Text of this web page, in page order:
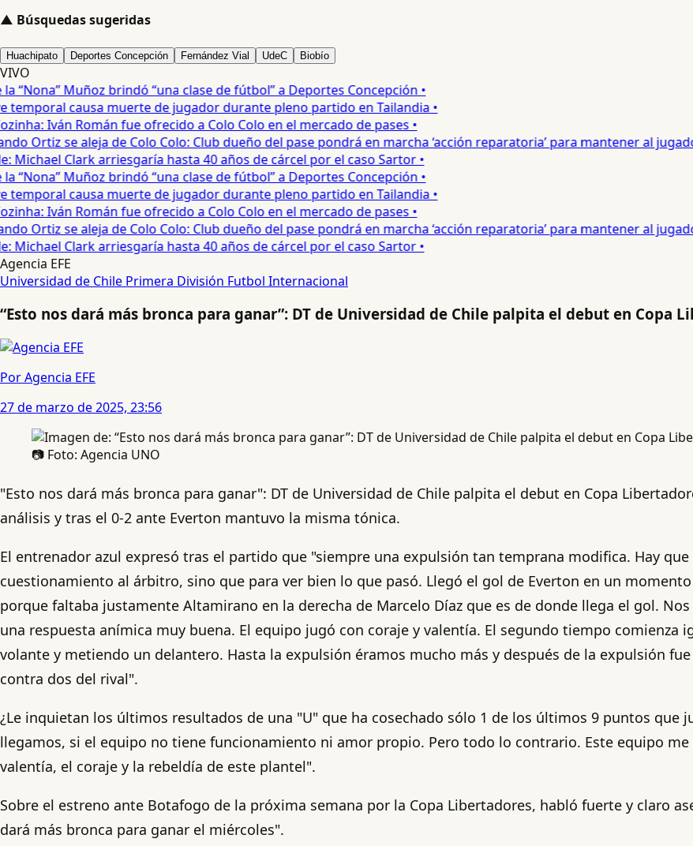
▲ Búsquedas sugeridas
Huachipato Deportes Concepción Fernández Vial UdeC Biobío
VIVO
Muñoz brindó “una clase de fútbol” a Deportes Concepción •
causa muerte de jugador durante pleno partido en Tailandia •
Iván Román fue ofrecido a Colo Colo en el mercado de pases •
Ortiz se aleja de Colo Colo: Club dueño del pase pondrá en marcha ‘acción reparatoria’ para mantener al jugador
Clark arriesgaría hasta 40 años de cárcel por el caso Sartor •
Muñoz brindó “una clase de fútbol” a Deportes Concepción •
causa muerte de jugador durante pleno partido en Tailandia •
Iván Román fue ofrecido a Colo Colo en el mercado de pases •
Ortiz se aleja de Colo Colo: Club dueño del pase pondrá en marcha ‘acción reparatoria’ para mantener al jugador
Clark arriesgaría hasta 40 años de cárcel por el caso Sartor •
Agencia EFE
Universidad de Chile Primera División Futbol Internacional
“Esto nos dará más bronca para ganar”: DT de Universidad de Chile palpita el debut en Copa
Por Agencia EFE
27 de marzo de 2025, 23:56
📷 Foto: Agencia UNO
"Esto nos dará más bronca para ganar": DT de Universidad de Chile palpita el debut en Copa
análisis y tras el 0-2 ante Everton mantuvo la misma tónica.
El entrenador azul expresó tras el partido que "siempre una expulsión tan temprana modifica. Hay
cuestionamiento al árbitro, sino que para ver bien lo que pasó. Llegó el gol de Everton en un
porque faltaba justamente Altamirano en la derecha de Marcelo Díaz que es de donde llega el gol.
una respuesta anímica muy buena. El equipo jugó con coraje y valentía. El segundo tiempo comienza
volante y metiendo un delantero. Hasta la expulsión éramos mucho más y después de la expulsión
contra dos del rival".
¿Le inquietan los últimos resultados de una "U" que ha cosechado sólo 1 de los últimos 9 puntos que
llegamos, si el equipo no tiene funcionamiento ni amor propio. Pero todo lo contrario. Este equipo
valentía, el coraje y la rebeldía de este plantel".
Sobre el estreno ante Botafogo de la próxima semana por la Copa Libertadores, habló fuerte y claro
dará más bronca para ganar el miércoles".